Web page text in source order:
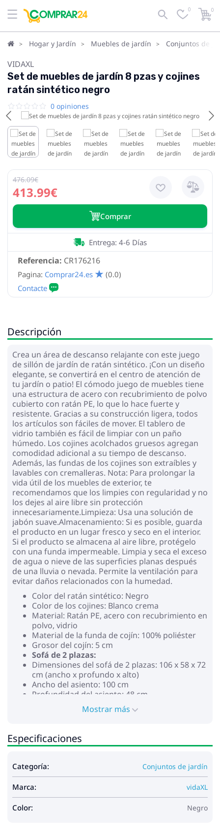
0 0
Hogar y Jardín Muebles de jardín Conjuntos de
VIDAXL
Set de muebles de jardín 8 pzas y cojines
ratán sintético negro
0 opiniones
413.99€
476.09€
Сomprar
Referencia: CR176216
Entrega: 4-6 Días
Pagina: Comprar24.es (0.0)
Descripción
Crea un área de descanso relajante con este juego
de sillón de jardín de ratán sintético. ¡Con un diseño
elegante, se convertirá en el centro de atención de
tu jardín o patio! El cómodo juego de muebles tiene
una estructura de acero con recubrimiento de polvo
cubierto con ratán PE, lo que lo hace fuerte y
resistente. Gracias a su construcción ligera, todos
los artículos son fáciles de mover. El tablero de
vidrio también es fácil de limpiar con un paño
húmedo. Los cojines acolchados gruesos agregan
comodidad adicional a su tiempo de descanso.
Además, las fundas de los cojines son extraíbles y
lavables con cremalleras. Nota: Para prolongar la
vida útil de los muebles de exterior, te
recomendamos que los limpies con regularidad y no
los dejes al aire libre sin protección
innecesariamente.Limpieza: Usa una solución de
jabón suave.Almacenamiento: Si es posible, guarda
el producto en un lugar fresco y seco en el interior.
Si el producto se almacena al aire libre, protégelo
con una funda impermeable. Limpia y seca el exceso
de agua o nieve de las superficies planas después
de una lluvia o nevada. Permite la ventilación para
evitar daños relacionados con la humedad.
Color del ratán sintético: Negro
Color de los cojines: Blanco crema
Material: Ratán PE, acero con recubrimiento en
polvo, vidrio
Material de la funda de cojín: 100% poliéster
Grosor del cojín: 5 cm
Sofá de 2 plazas:
Dimensiones del sofá de 2 plazas: 106 x 58 x 72
cm (ancho x profundo x alto)
Ancho del asiento: 100 cm
Profundidad del asiento: 48 cm
Altura del asiento desde el suelo: 32 cm
x profundo x alto)
Anchura del asiento: 51,5 cm
Altura del asiento desde el suelo: 32 cm
Dimensiones de la mesa: 75 x 40 x 37 cm (largo
x ancho x alto)
Grosor del vidrio: 5 mm
La entrega incluye:
Mostrar más
Especificaciones
Categoría: Conjuntos de jardín
Marca: vidaXL
Color: Negro